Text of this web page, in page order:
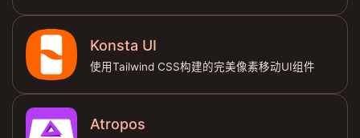
Konsta UI
使用Tailwind CSS构建的完美像素移动UI组件
Atropos